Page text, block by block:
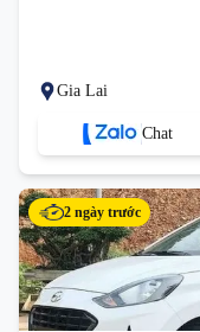
Gia Lai
Chat
2 ngày trước